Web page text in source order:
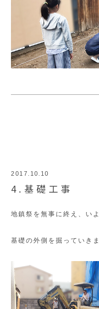
2017.10.10
4.基礎工事
地鎮祭を無事に終え、い
基礎の外側を掘っていきま